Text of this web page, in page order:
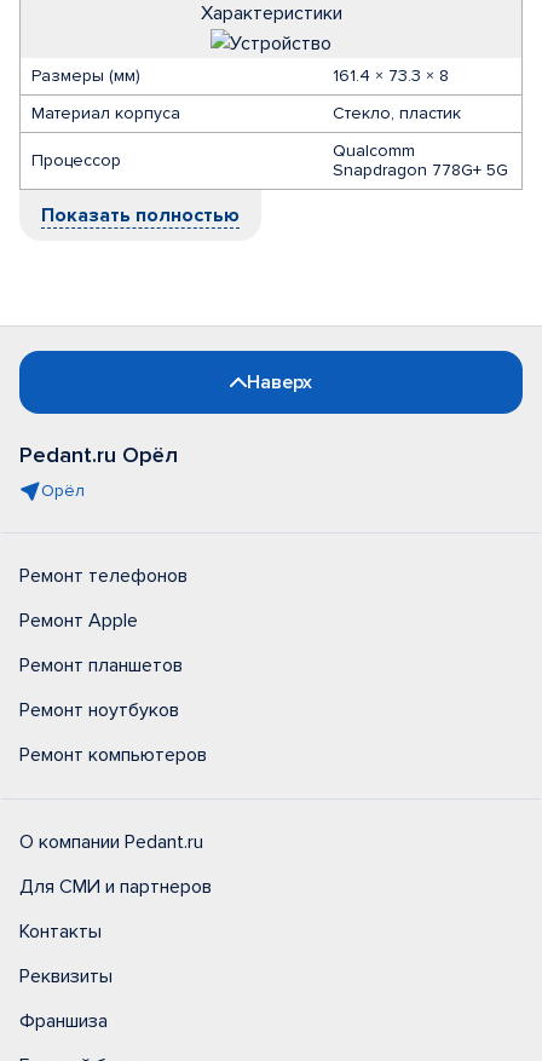
Характеристики
Размеры (мм)
161.4 × 73.3 × 8
Материал корпуса
Стекло, пластик
Процессор
Qualcomm
Snapdragon 778G+ 5G
Показать полностью
Наверх
Pedant.ru Орёл
Орёл
Ремонт телефонов
Ремонт Apple
Ремонт планшетов
Ремонт ноутбуков
Ремонт компьютеров
О компании Pedant.ru
Для СМИ и партнеров
Контакты
Реквизиты
Франшиза